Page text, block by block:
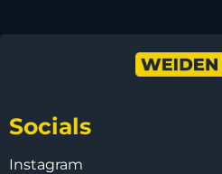
Socials
Instagram